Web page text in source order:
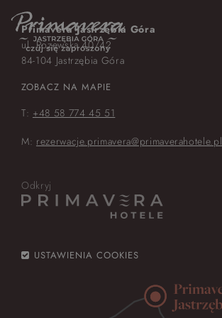
HOME
Pokoje
Gastronomia
Galeria
Primavera Jastrzębia Góra
ul. Rozewska 40/42
84-104 Jastrzębia Góra
ZOBACZ NA MAPIE
T: +48 58 774 45 51
M: rezerwacje.primavera@primaverahotele.pl
Odkryj
USTAWIENIA COOKIES